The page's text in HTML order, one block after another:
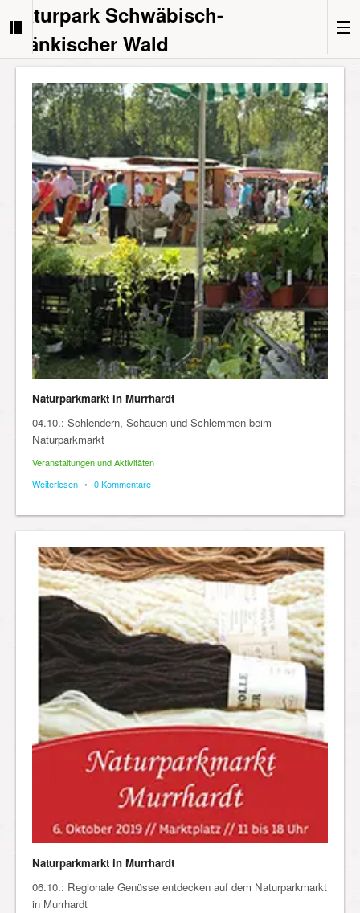
Naturpark Schwäbisch-
Fränkischer Wald
Naturparkmarkt in Murrhardt
04.10.: Schlendern, Schauen und Schlemmen beim
Naturparkmarkt
Veranstaltungen und Aktivitäten
Weiterlesen • 0 Kommentare
Naturparkmarkt in Murrhardt
06.10.: Regionale Genüsse entdecken auf dem Naturparkmarkt
in Murrhardt